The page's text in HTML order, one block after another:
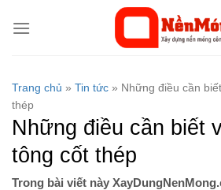
qua
Trang chủ » Tin tức » Những điều cần
thép
Những điều cần biết
tông cốt thép
Trong bài viết này